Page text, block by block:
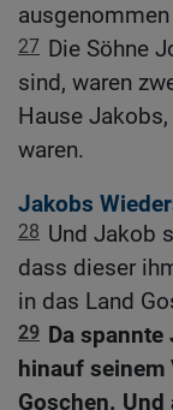
27 Die Söhne
sind, waren
Hause
waren.
Jakobs
28 Und Jakob
dass dieser
in das Land
29 Da
hinauf seinem
Goschen.